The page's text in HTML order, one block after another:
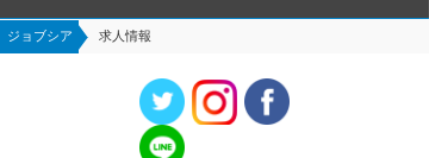
ジョブシア 求人情報